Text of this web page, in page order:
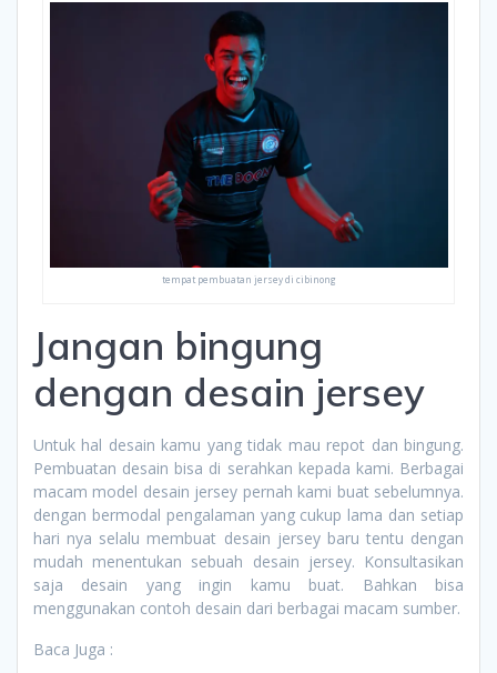
tempat pembuatan jersey di cibinong
Jangan bingung
dengan desain jersey
Untuk hal desain kamu yang tidak mau repot dan bingung.
Pembuatan desain bisa di serahkan kepada kami. Berbagai
macam model desain jersey pernah kami buat sebelumnya.
dengan bermodal pengalaman yang cukup lama dan setiap
hari nya selalu membuat desain jersey baru tentu dengan
mudah menentukan sebuah desain jersey. Konsultasikan
saja desain yang ingin kamu buat. Bahkan bisa
menggunakan contoh desain dari berbagai macam sumber.
Baca Juga :